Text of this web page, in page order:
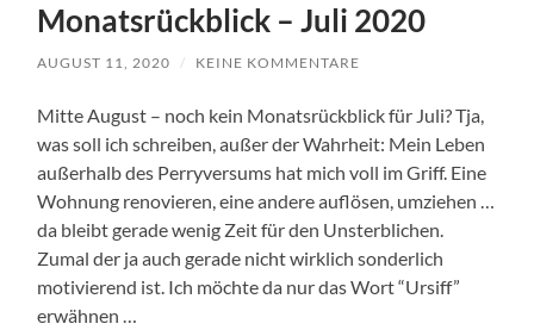
Monatsrückblick – Juli 2020
AUGUST 11, 2020 / KEINE KOMMENTARE
Mitte August – noch kein Monatsrückblick für Juli? Tja,
was soll ich schreiben, außer der Wahrheit: Mein Leben
außerhalb des Perryversums hat mich voll im Griff. Eine
Wohnung renovieren, eine andere auflösen, umziehen …
da bleibt gerade wenig Zeit für den Unsterblichen.
Zumal der ja auch gerade nicht wirklich sonderlich
motivierend ist. Ich möchte da nur das Wort “Ursiff”
erwähnen …